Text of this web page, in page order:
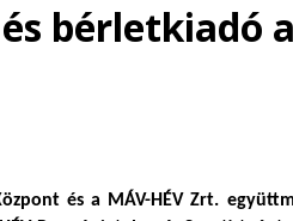
bérletkiadó
és a MÁV-HÉV Zrt.